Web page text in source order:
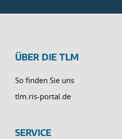
ÜBER DIE TLM
So finden Sie uns
tlm.ris-portal.de
SERVICE